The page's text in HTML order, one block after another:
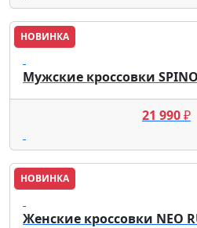
НОВИНКА
Lacoste
Мужские кроссовки
21 990₽
НОВИНКА
Lacoste
Женские кроссовки NEO